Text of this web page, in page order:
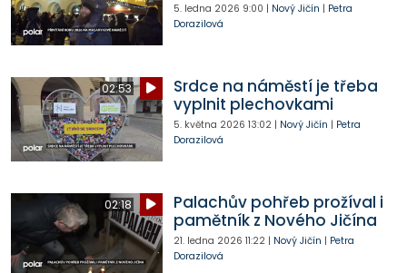
5. ledna 2026 9:00 | Nový Jičín | Petra
Dorazilová
02:53
Srdce na náměstí je třeba
vyplnit plechovkami
5. května 2026 13:02| Nový Jičín | Petra
Dorazilová
02:18
Palachův pohřeb prožíval i
pamětník z Nového Jičína
21. ledna 2026 11:22| Nový Jičín | Petra
Dorazilová